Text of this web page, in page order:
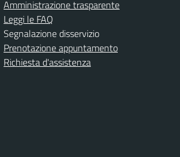
Amministrazione trasparente
Leggi le FAQ
Segnalazione disservizio
Prenotazione appuntamento
Richiesta d'assistenza